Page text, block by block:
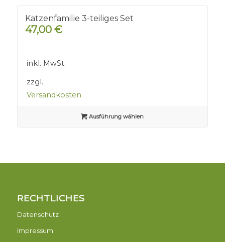
Katzenfamilie 3-teiliges Set
47,00 €
inkl. MwSt.
zzgl.
Versandkosten
Ausführung wählen
RECHTLICHES
Datenschutz
Impressum